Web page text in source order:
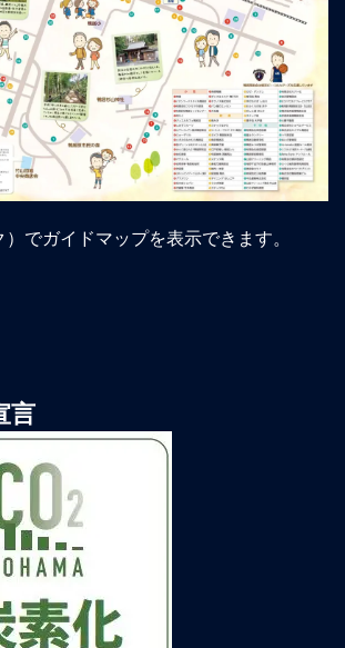
でガイドマップを表示できます。
言